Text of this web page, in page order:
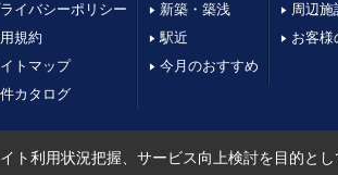
イバシーポリシー
規約
トマップ
カタログ
新築・築浅
駅近
今月のおすすめ
周辺施
お客様
ト利用状況把握、サービス向上検討を目的と